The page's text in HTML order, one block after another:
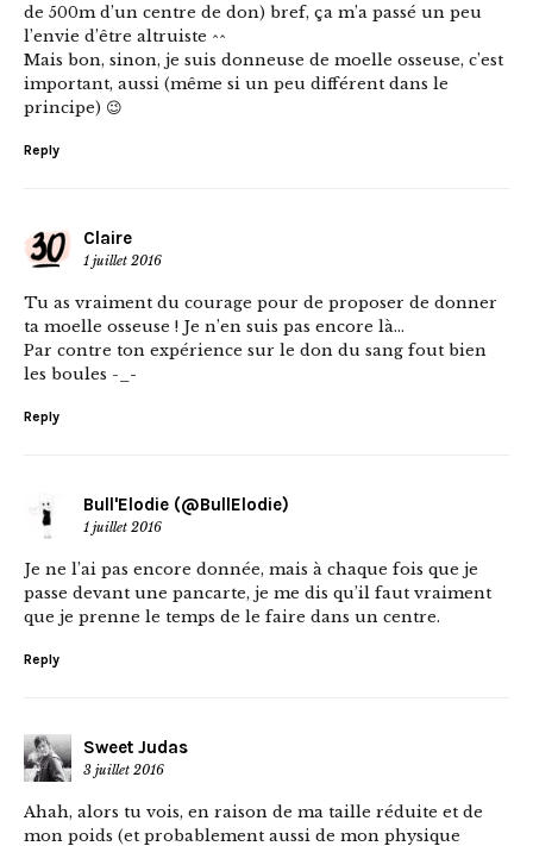
de 500m d’un centre de don) bref, ça m’a passé un peu
l’envie d’être altruiste ^^
Mais bon, sinon, je suis donneuse de moelle osseuse, c’est
important, aussi (même si un peu différent dans le
principe) 😉
Reply
Claire
1 juillet 2016
Tu as vraiment du courage pour de proposer de donner
ta moelle osseuse ! Je n’en suis pas encore là…
Par contre ton expérience sur le don du sang fout bien
les boules -_-
Reply
Bull'Elodie (@BullElodie)
1 juillet 2016
Je ne l’ai pas encore donnée, mais à chaque fois que je
passe devant une pancarte, je me dis qu’il faut vraiment
que je prenne le temps de le faire dans un centre.
Reply
Sweet Judas
3 juillet 2016
Ahah, alors tu vois, en raison de ma taille réduite et de
mon poids (et probablement aussi de mon physique